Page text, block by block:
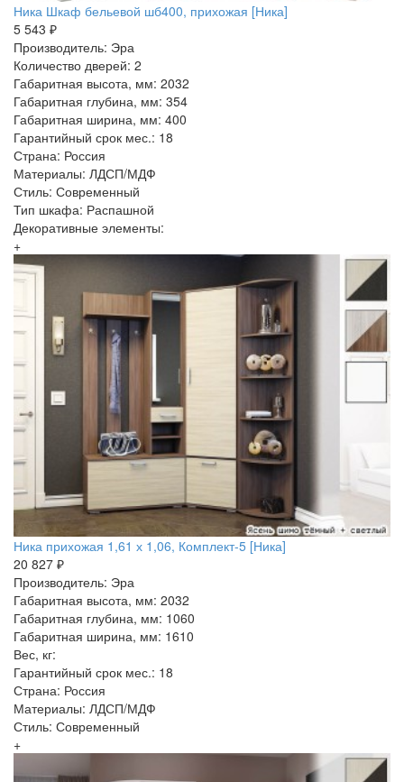
Ника Шкаф бельевой шб400, прихожая [Ника]
5 543 ₽
Производитель: Эра
Количество дверей: 2
Габаритная высота, мм: 2032
Габаритная глубина, мм: 354
Габаритная ширина, мм: 400
Гарантийный срок мес.: 18
Страна: Россия
Материалы: ЛДСП/МДФ
Стиль: Современный
Тип шкафа: Распашной
Декоративные элементы:
+
Ника прихожая 1,61 х 1,06, Комплект-5 [Ника]
20 827 ₽
Производитель: Эра
Габаритная высота, мм: 2032
Габаритная глубина, мм: 1060
Габаритная ширина, мм: 1610
Вес, кг:
Гарантийный срок мес.: 18
Страна: Россия
Материалы: ЛДСП/МДФ
Стиль: Современный
+